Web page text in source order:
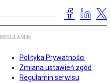
REGULAMIN
Polityka Prywatności
Zmiana ustawień zgód
Regulamin serwisu